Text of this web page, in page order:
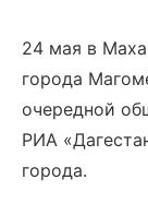
24 мая в
города
очередной
РИА
города.